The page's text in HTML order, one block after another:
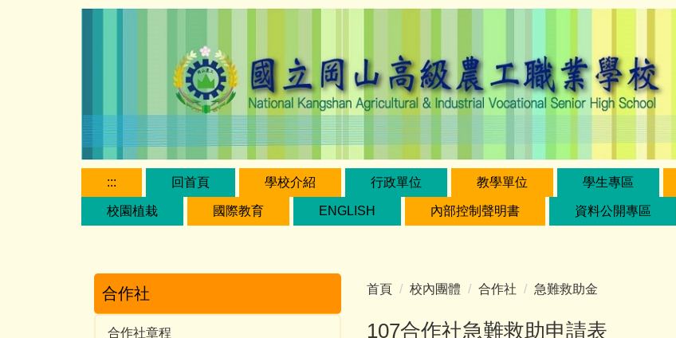
::: 回首頁 學校介紹 行政單位 教學單位 學生專區
校園植栽 國際教育 ENGLISH 內部控制聲明書 資料公開專區
合作社
合作社章程
首頁 校內團體 合作社 急難救助金
107合作社急難救助申請表